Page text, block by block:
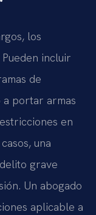
los
incluir
de
portar armas
en
una
grave
Un abogado
aplicable a